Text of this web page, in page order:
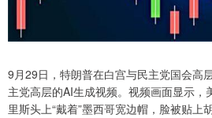
9月29日，特朗普在白宫与民主党国会高
主党高层的AI生成视频。视频画面显示，
里斯头上“戴着”墨西哥宽边帽，脸被贴上胡